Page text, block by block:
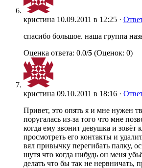
кристина 10.09.2011 в 12:25 ·
спасибо большое. наша группа
Оценка ответа: 0.0/5 (Оценок: 0)
кристина 09.10.2011 в 18:16 ·
Привет, это опять я и мне нужен
поругалась из-за того что мне
когда ему звонит девушка и зовёт
просмотреть его контакты и
вял привычку перегибать палку,
шутя что когда нибудь он меня
делать что бы так не нервничать,